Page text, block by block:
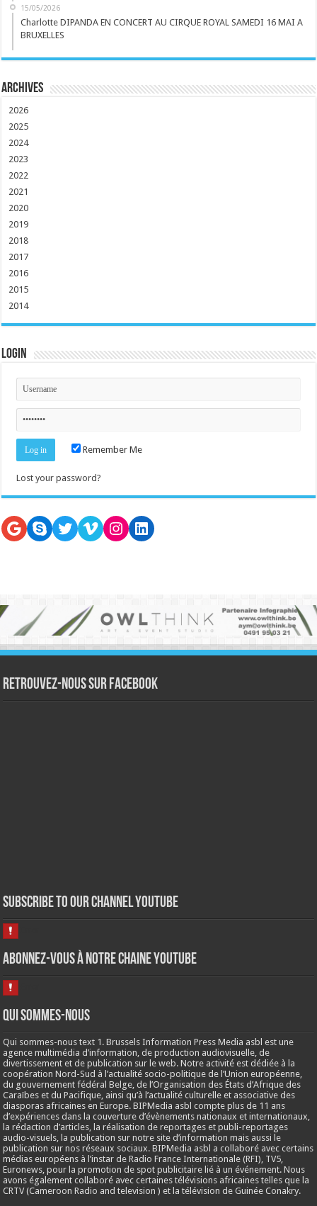
15/05/2026
Charlotte DIPANDA EN CONCERT AU CIRQUE ROYAL SAMEDI 16 MAI A
BRUXELLES
Archives
2026
2025
2024
2023
2022
2021
2020
2019
2018
2017
2016
2015
2014
Login
Remember Me
Lost your password?
Google
SkypeTwitter
VimeoInstagram
LinkedIn
Retrouvez-nous sur Facebook
Subscribe to our Channel Youtube
Abonnez-vous à notre chaine Youtube
Qui sommes-nous
Qui sommes-nous text 1. Brussels Information Press Media asbl est une
agence multimédia d’information, de production audiovisuelle, de
divertissement et de publication sur le web. Notre activité est dédiée à la
coopération Nord-Sud à l’actualité socio-politique de l’Union européenne,
du gouvernement fédéral Belge, de l’Organisation des États d’Afrique des
Caraïbes et du Pacifique, ainsi qu’à l’actualité culturelle et associative des
diasporas africaines en Europe. BIPMedia asbl compte plus de 11 ans
d’expériences dans la couverture d’évènements nationaux et internationaux,
la rédaction d’articles, la réalisation de reportages et publi-reportages
audio-visuels, la publication sur notre site d’information mais aussi le
publication sur nos réseaux sociaux. BIPMedia asbl a collaboré avec certains
médias européens à l’instar de Radio France Internationale (RFI), TV5,
Euronews, pour la promotion de spot publicitaire lié à un événement. Nous
avons également collaboré avec certaines télévisions africaines telles que la
CRTV (Cameroon Radio and television ) et la télévision de Guinée Conakry.